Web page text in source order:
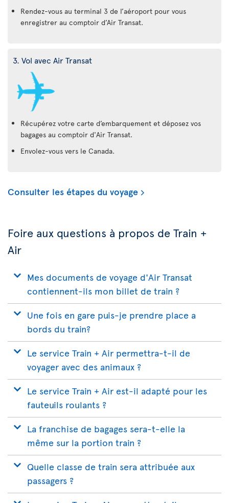
Rendez-vous au terminal 3 de l’aéroport pour vous
enregistrer au comptoir d’Air Transat.
3. Vol avec Air Transat
Récupérez votre carte d’embarquement et déposez vos
bagages au comptoir d'Air Transat.
Envolez-vous vers le Canada.
Consulter les étapes du voyage
Foire aux questions à propos de Train +
Air
Mes documents de voyage d'Air Transat
contiennent-ils mon billet de train ?
Une fois en gare puis-je prendre place a
bords du train?
Le service Train + Air permettra-t-il de
voyager avec des animaux ?
Le service Train + Air est-il adapté pour les
fauteuils roulants ?
La franchise de bagages sera-t-elle la
même sur la portion train ?
Quelle classe de train sera attribuée aux
passagers ?